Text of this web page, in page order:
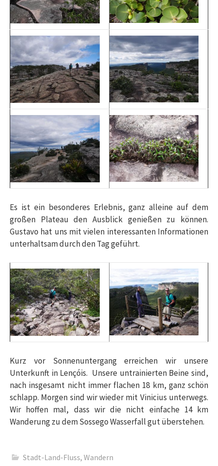
Es ist ein besonderes Erlebnis, ganz alleine auf dem
großen Plateau den Ausblick genießen zu können.
Gustavo hat uns mit vielen interessanten Informationen
unterhaltsam durch den Tag geführt.
Kurz vor Sonnenuntergang erreichen wir unsere
Unterkunft in Lençóis. Unsere untrainierten Beine sind,
nach insgesamt nicht immer flachen 18 km, ganz schön
schlapp. Morgen sind wir wieder mit Vinicius unterwegs.
Wir hoffen mal, dass wir die nicht einfache 14 km
Wanderung zu dem Sossego Wasserfall gut überstehen.
Stadt-Land-Fluss, Wandern